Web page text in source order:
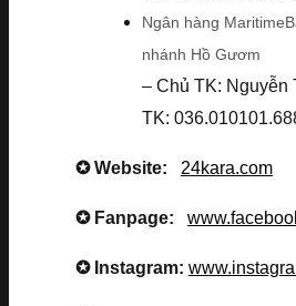
Ngân hàng
nhánh Hồ Gươm
– Chủ TK: Nguyễn
TK:
✪ Website: 24kara.com
✪ Fanpage:
✪ Instagram: